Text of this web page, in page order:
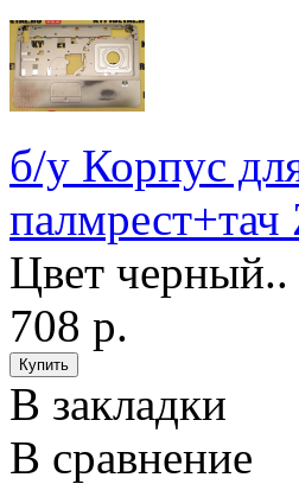
б/у Корпус
Цвет черный..
708 р.
В закладки
В сравнение